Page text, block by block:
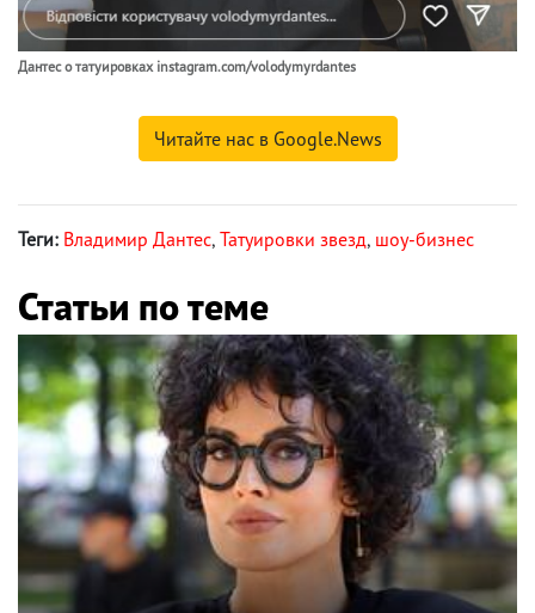
Дантес о татуировках instagram.com/volodymyrdantes
Читайте нас в Google.News
Теги: Владимир Дантес, Татуировки звезд, шоу-бизнес
Статьи по теме